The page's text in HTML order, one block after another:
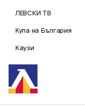
ЛЕВСКИ ТВ
Купа на България
Каузи